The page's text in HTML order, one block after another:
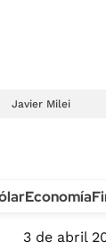
Javier Milei
MÉXICO
Economía
3 de abril